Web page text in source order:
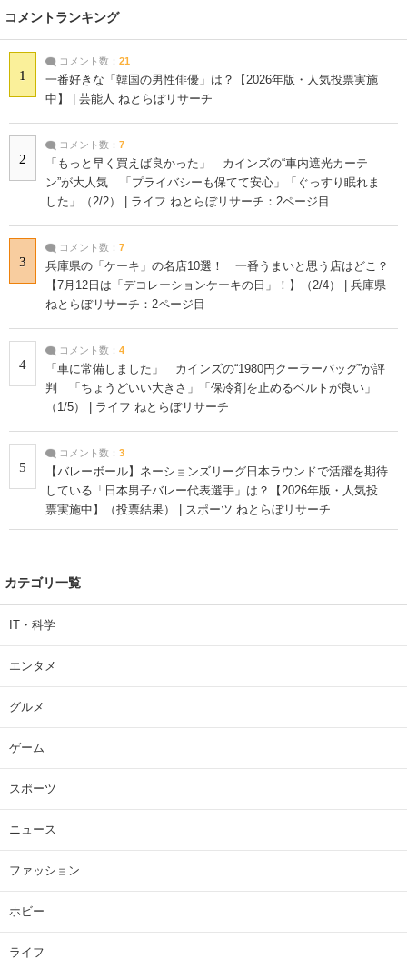
コメントランキング
1
コメント数： 21
一番好きな「韓国の男性俳優」は？【2026年版・人気投票実施
中】 | 芸能人 ねとらぼリサーチ
2
コメント数： 7
「もっと早く買えば良かった」 カインズの“車内遮光カーテ
ン”が大人気 「プライバシーも保てて安心」「ぐっすり眠れま
した」（2/2） | ライフ ねとらぼリサーチ：2ページ目
3
コメント数： 7
兵庫県の「ケーキ」の名店10選！ 一番うまいと思う店はどこ？
【7月12日は「デコレーションケーキの日」！】（2/4） | 兵庫県
ねとらぼリサーチ：2ページ目
4
コメント数： 4
「車に常備しました」 カインズの“1980円クーラーバッグ”が評
判 「ちょうどいい大きさ」「保冷剤を止めるベルトが良い」
（1/5） | ライフ ねとらぼリサーチ
5
コメント数： 3
【バレーボール】ネーションズリーグ日本ラウンドで活躍を期待
している「日本男子バレー代表選手」は？【2026年版・人気投
票実施中】（投票結果） | スポーツ ねとらぼリサーチ
カテゴリ一覧
IT・科学
エンタメ
グルメ
ゲーム
スポーツ
ニュース
ファッション
ホビー
ライフ